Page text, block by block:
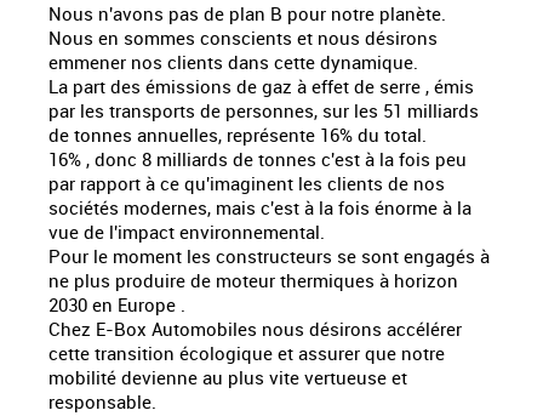
Nous n'avons pas de plan B pour notre planète.
Nous en sommes conscients et nous désirons
emmener nos clients dans cette dynamique.
La part des émissions de gaz à effet de serre , émis
par les transports de personnes, sur les 51 milliards
de tonnes annuelles, représente 16% du total.
16% , donc 8 milliards de tonnes c'est à la fois peu
par rapport à ce qu'imaginent les clients de nos
sociétés modernes, mais c'est à la fois énorme à la
vue de l'impact environnemental.
Pour le moment les constructeurs se sont engagés à
ne plus produire de moteur thermiques à horizon
2030 en Europe .
Chez E-Box Automobiles nous désirons accélérer
cette transition écologique et assurer que notre
mobilité devienne au plus vite vertueuse et
responsable.